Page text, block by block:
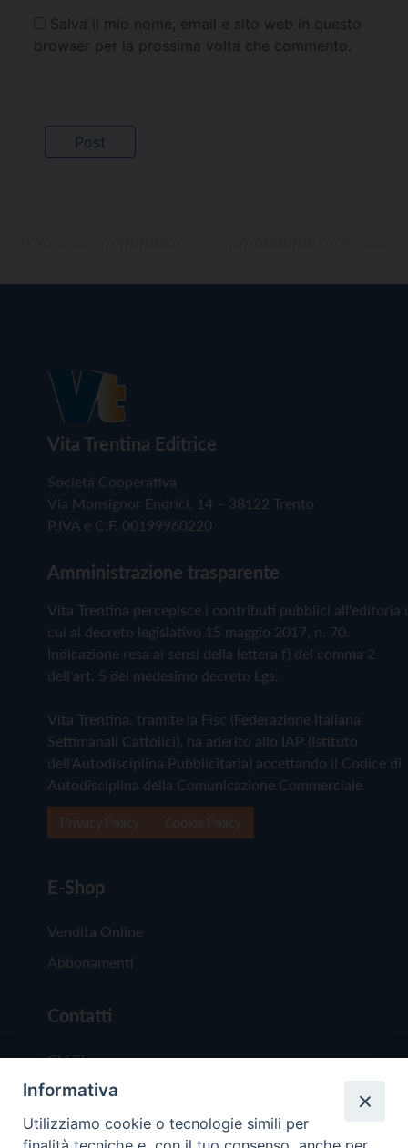
Salva il mio nome, email e sito web in questo
browser per la prossima volta che commento.
Vita Trentina Editrice
Società Cooperativa
Via Monsignor Endrici, 14 – 38122 Trento
P.IVA e C.F. 00199960220
Amministrazione trasparente
Vita Trentina percepisce i contributi pubblici all'editoria
cui al decreto legislativo 15 maggio 2017, n. 70.
Indicazione resa ai sensi della lettera f) del comma 2
dell'art. 5 del medesimo decreto Lgs.
Vita Trentina, tramite la Fisc (Federazione Italiana
Settimanali Cattolici), ha aderito allo IAP (Istituto
dell'Autodisciplina Pubblicitaria) accettando il Codice di
Autodisciplina della Comunicazione Commerciale
E-Shop
Vendita Online
Abbonamenti
Contatti
Chi Siamo
Redazione
Scrivici
Informativa
Utilizziamo cookie o tecnologie simili per